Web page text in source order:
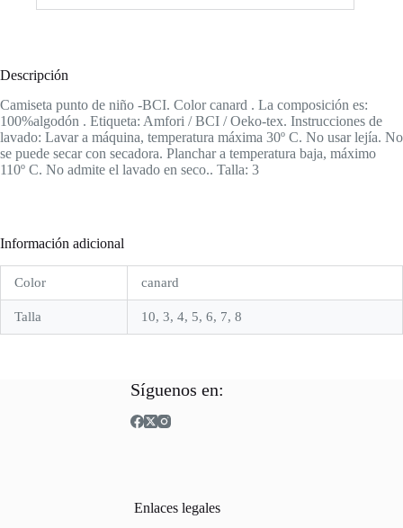
Descripción
Camiseta punto de niño -BCI. Color canard . La composición es:
100%algodón . Etiqueta: Amfori / BCI / Oeko-tex. Instrucciones de
lavado: Lavar a máquina, temperatura máxima 30º C. No usar lejía. No
se puede secar con secadora. Planchar a temperatura baja, máximo
110º C. No admite el lavado en seco.. Talla: 3
Información adicional
Color canard
Talla 10, 3, 4, 5, 6, 7, 8
Síguenos en:
Enlaces legales